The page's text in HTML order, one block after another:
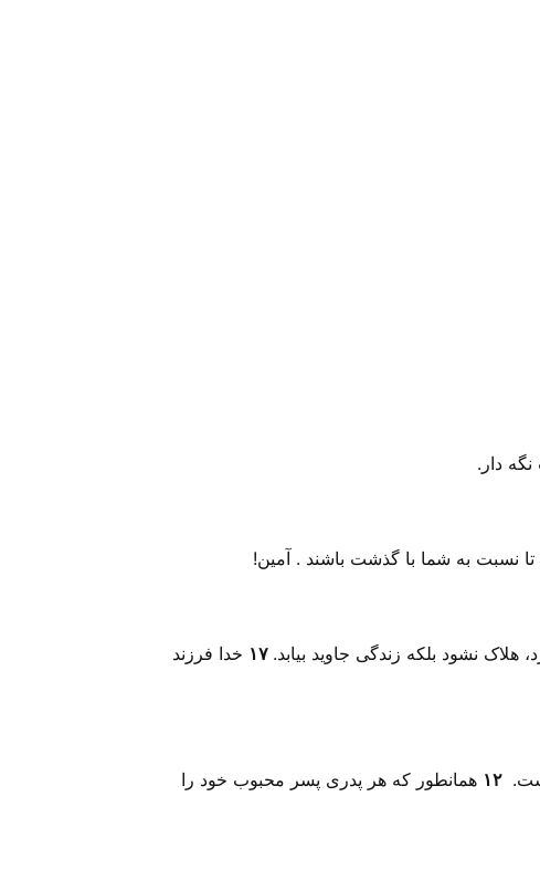
نگه دار.
تا نسبت به شما ‌با گذشت باشند . آمین!
هلاک نشود بلکه زندگی جاوید بیابد. ۱۷ خدا فرزند
۱۲ همانطور که هر پدری پسر محبوب خود را